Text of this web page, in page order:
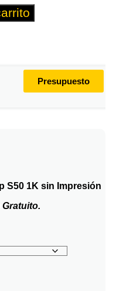
Presupuesto
S50 1K sin Impresión